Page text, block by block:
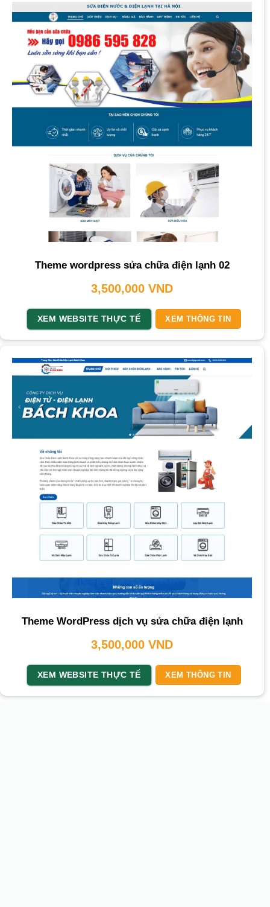
Theme wordpress sửa chữa điện lạnh 02
3,500,000 VND
XEM WEBSITE THỰC TẾ XEM THÔNG TIN
Theme WordPress dịch vụ sửa chữa điện lạnh
3,500,000 VND
XEM WEBSITE THỰC TẾ XEM THÔNG TIN